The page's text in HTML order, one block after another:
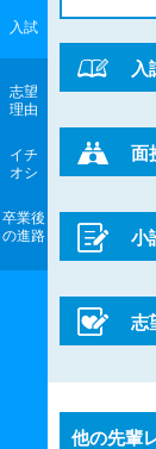
入試
志望
理由
イチ
オシ
卒業後
の進路
入
面
小
志
他の先輩